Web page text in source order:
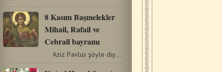
8 Kasım Başmelekler
Mihail, Rafail ve
Cebrail bayramı
Aziz Pavlus şöyle diyor; “Bütün melekler, kurtuluşu…